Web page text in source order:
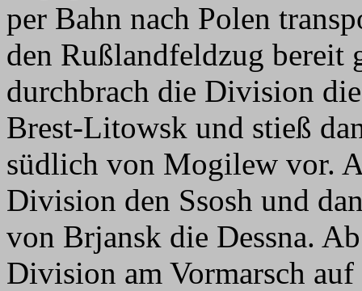
per Bahn nach Polen
den Rußlandfeldzug bereit
durchbrach die Division
Brest-Litowsk und stieß
südlich von Mogilew vor.
Division den Ssosh und
von Brjansk die Dessna.
Division am Vormarsch